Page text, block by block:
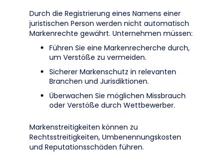
Durch die Registrierung eines Namens einer
juristischen Person werden nicht automatisch
Markenrechte gewährt. Unternehmen müssen:
Führen Sie eine Markenrecherche durch,
um Verstöße zu vermeiden.
Sicherer Markenschutz in relevanten
Branchen und Jurisdiktionen.
Überwachen Sie möglichen Missbrauch
oder Verstöße durch Wettbewerber.
Markenstreitigkeiten können zu
Rechtsstreitigkeiten, Umbenennungskosten
und Reputationsschäden führen.